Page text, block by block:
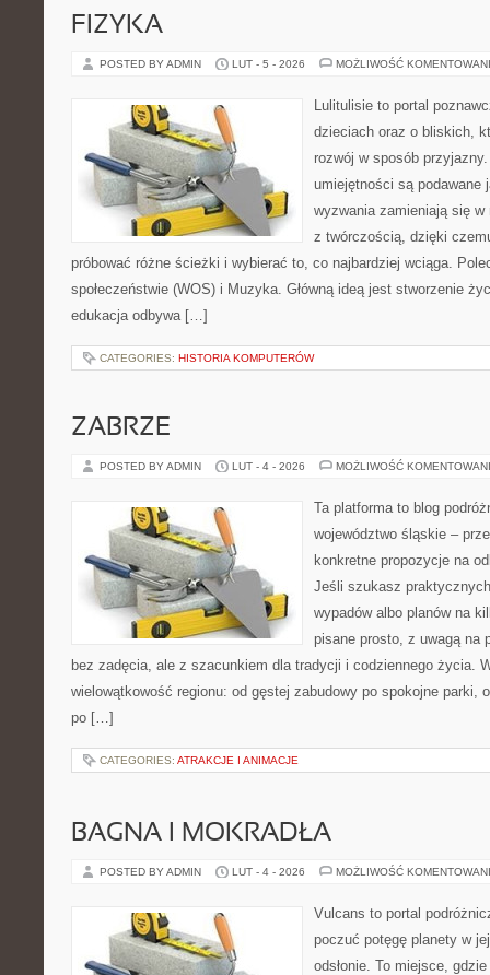
FIZYKA
POSTED BY ADMIN LUT - 5 - 2026 MOŻLIWOŚĆ
Lulitulisie to portal
dzieciach oraz o bliskich,
rozwój w sposób
umiejętności są podawane
wyzwania zamieniają się w
z twórczością, dzięki
próbować różne ścieżki i wybierać to, co najbardziej wciąga.
społeczeństwie (WOS) i Muzyka. Główną ideą jest stworzenie
edukacja odbywa […]
CATEGORIES: HISTORIA KOMPUTERÓW
ZABRZE
POSTED BY ADMIN LUT - 4 - 2026 MOŻLIWOŚĆ
Ta platforma to blog
województwo śląskie –
konkretne propozycje na
Jeśli szukasz
wypadów albo planów na
pisane prosto, z uwagą na
bez zadęcia, ale z szacunkiem dla tradycji i codziennego życia.
wielowątkowość regionu: od gęstej zabudowy po spokojne parki,
po […]
CATEGORIES: ATRAKCJE I ANIMACJE
BAGNA I MOKRADŁA
POSTED BY ADMIN LUT - 4 - 2026 MOŻLIWOŚĆ
Vulcans to portal
poczuć potęgę planety w
odsłonie. To miejsce,